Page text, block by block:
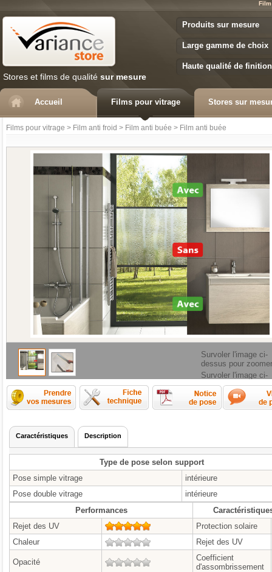
Stores et films de qualité sur mesure
Produits sur mesure
Large gamme de choix
Haute qualité de finition
Accueil Films pour vitrage Stores sur
Films pour vitrage > Film anti froid > Film anti buée > Film anti buée
Survoler l'image ci-
dessus pour zoomer
Survoler l'image ci-
dessus pour zoomer
Comment prendre les mesures ?
Fiche technique
Caractéristiques Description
Type de pose selon support
Pose simple vitrage
intérieure
Pose double vitrage
intérieure
Performances
Rejet des UV
Protection solaire
Chaleur
Rejet des UV
Opacité
Coefficient
d'assombrissement